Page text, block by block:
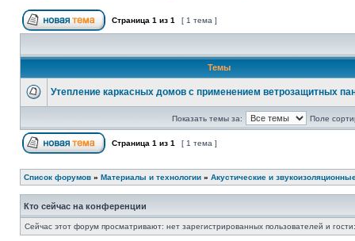
Страница 1 из 1 [ 1 тема ]
Темы
Утепление каркасных домов с применением ветрозащитных
Показать темы за: Поле
Страница 1 из 1 [ 1 тема ]
Список форумов » Материалы и технологии » Акустические и
Кто сейчас на конференции
Сейчас этот форум просматривают: нет зарегистрированных пользователей и